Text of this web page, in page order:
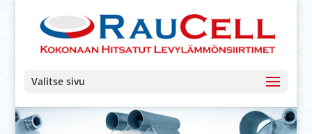
Valitse sivu